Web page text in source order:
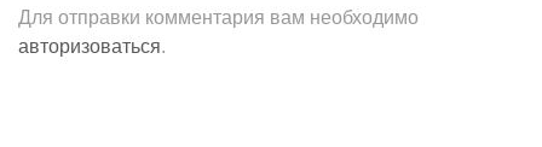
Для отправки комментария вам необходимо
авторизоваться.